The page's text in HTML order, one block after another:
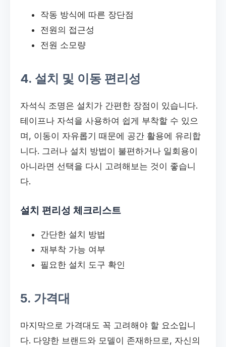
작동 방식에 따른 장단점
전원의 접근성
전원 소모량
4. 설치 및 이동 편리성
자석식 조명은 설치가 간편한 장점이 있습니다.
테이프나 자석을 사용하여 쉽게 부착할 수 있으
며, 이동이 자유롭기 때문에 공간 활용에 유리합
니다. 그러나 설치 방법이 불편하거나 일회용이
아니라면 선택을 다시 고려해보는 것이 좋습니
다.
설치 편리성 체크리스트
간단한 설치 방법
재부착 가능 여부
필요한 설치 도구 확인
5. 가격대
마지막으로 가격대도 꼭 고려해야 할 요소입니
다. 다양한 브랜드와 모델이 존재하므로, 자신의